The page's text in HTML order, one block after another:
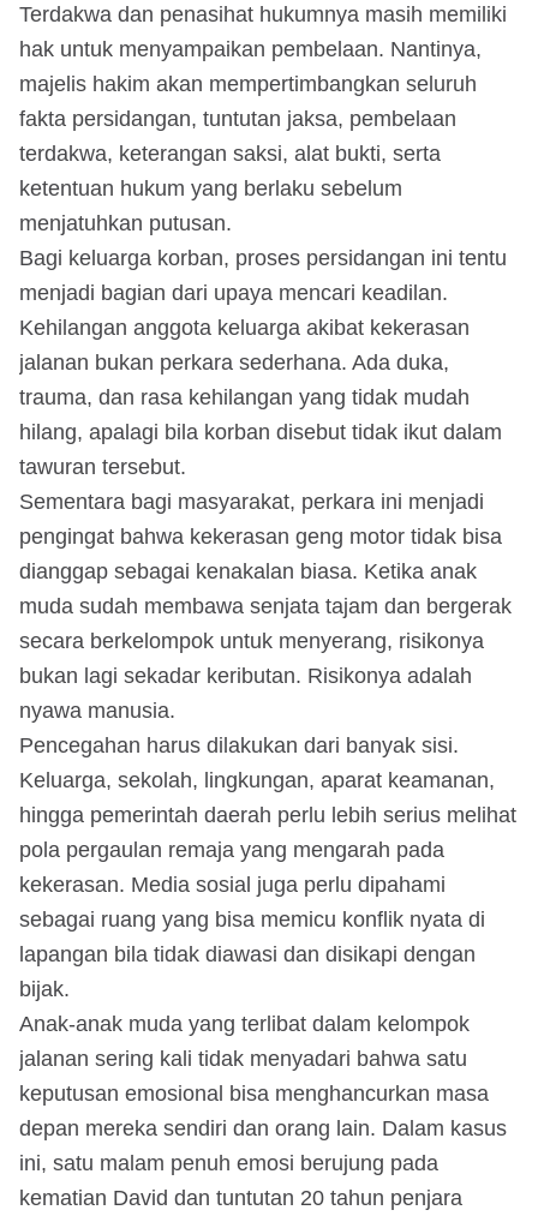
Terdakwa dan penasihat hukumnya masih memiliki
hak untuk menyampaikan pembelaan. Nantinya,
majelis hakim akan mempertimbangkan seluruh
fakta persidangan, tuntutan jaksa, pembelaan
terdakwa, keterangan saksi, alat bukti, serta
ketentuan hukum yang berlaku sebelum
menjatuhkan putusan.
Bagi keluarga korban, proses persidangan ini tentu
menjadi bagian dari upaya mencari keadilan.
Kehilangan anggota keluarga akibat kekerasan
jalanan bukan perkara sederhana. Ada duka,
trauma, dan rasa kehilangan yang tidak mudah
hilang, apalagi bila korban disebut tidak ikut dalam
tawuran tersebut.
Sementara bagi masyarakat, perkara ini menjadi
pengingat bahwa kekerasan geng motor tidak bisa
dianggap sebagai kenakalan biasa. Ketika anak
muda sudah membawa senjata tajam dan bergerak
secara berkelompok untuk menyerang, risikonya
bukan lagi sekadar keributan. Risikonya adalah
nyawa manusia.
Pencegahan harus dilakukan dari banyak sisi.
Keluarga, sekolah, lingkungan, aparat keamanan,
hingga pemerintah daerah perlu lebih serius melihat
pola pergaulan remaja yang mengarah pada
kekerasan. Media sosial juga perlu dipahami
sebagai ruang yang bisa memicu konflik nyata di
lapangan bila tidak diawasi dan disikapi dengan
bijak.
Anak-anak muda yang terlibat dalam kelompok
jalanan sering kali tidak menyadari bahwa satu
keputusan emosional bisa menghancurkan masa
depan mereka sendiri dan orang lain. Dalam kasus
ini, satu malam penuh emosi berujung pada
kematian David dan tuntutan 20 tahun penjara